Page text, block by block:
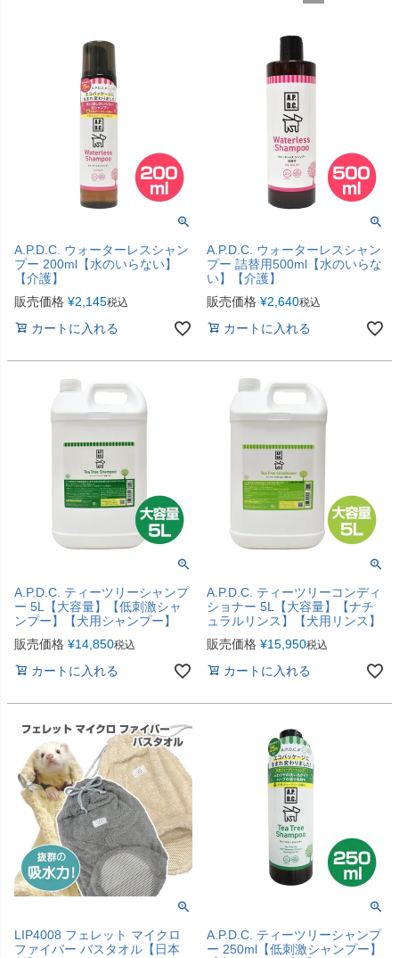
A.P.D.C. ウォーターレスシャン
プー 200ml【水のいらない】
【介護】
販売価格 ¥2,145税込
カートに入れる
A.P.D.C. ウォーターレスシャン
プー 詰替用500ml【水のいらな
い】【介護】
販売価格 ¥2,640税込
カートに入れる
A.P.D.C. ティーツリーシャンプ
ー 5L【大容量】【低刺激シャ
ンプー】【犬用シャンプー】
販売価格 ¥14,850税込
カートに入れる
A.P.D.C. ティーツリーコンディ
ショナー 5L【大容量】【ナチ
ュラルリンス】【犬用リンス】
販売価格 ¥15,950税込
カートに入れる
LIP4008 フェレット マイクロ
ファイバー バスタオル【日本
A.P.D.C. ティーツリーシャンプ
ー 250ml【低刺激シャンプー】